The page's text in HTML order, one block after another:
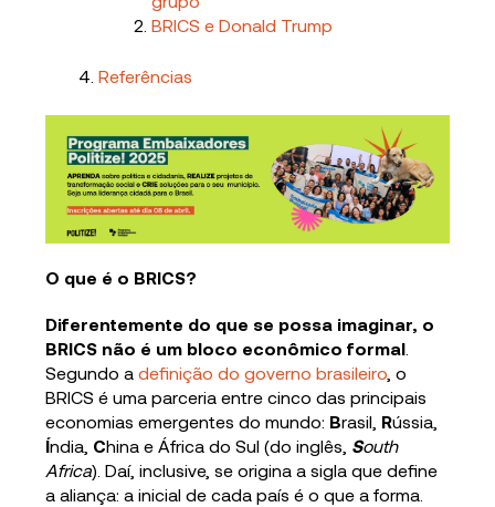
BRICS e Donald Trump
Referências
O que é o BRICS?
Diferentemente do que se possa imaginar, o
BRICS não é um bloco econômico formal
Segundo adefinição do governo brasileiro , o
BRICS é uma parceria entre cinco das principais
economias emergentes do mundo: Brasil, Rússia,
Índia, China e África do Sul (do inglês, South
Africa). Daí, inclusive, se origina a sigla que define
a aliança: a inicial de cada país é o que a forma.